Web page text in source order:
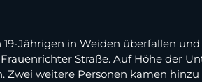
Jährigen in Weiden überfallen
Straße. Auf Höhe der
Zwei weitere Personen kamen